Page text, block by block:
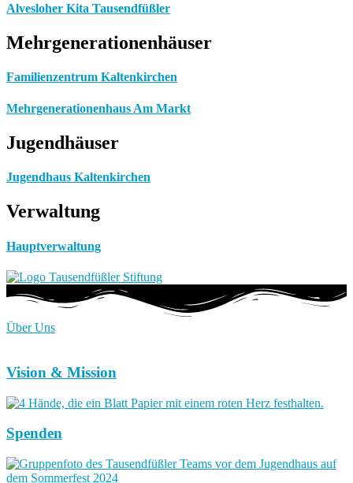
Alvesloher Kita Tausendfüßler
Mehrgenerationenhäuser
Familienzentrum Kaltenkirchen
Mehrgenerationenhaus Am Markt
Jugendhäuser
Jugendhaus Kaltenkirchen
Verwaltung
Hauptverwaltung
Über Uns
Vision & Mission
Spenden